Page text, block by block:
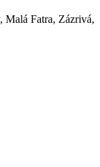
Malá Fatra, Zázrivá,